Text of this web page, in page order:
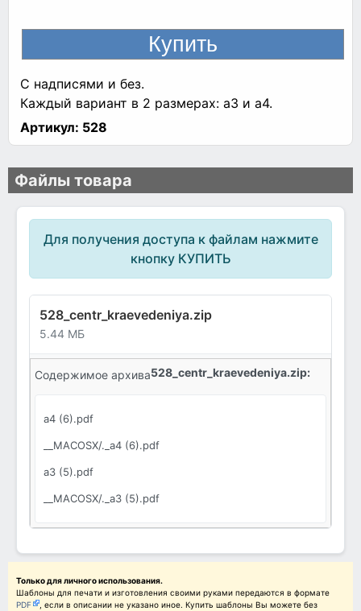
С надписями и без.
Каждый вариант в 2 размерах: а3 и а4.
Артикул: 528
Файлы товара
Для получения доступа к файлам нажмите
кнопку КУПИТЬ
528_centr_kraevedeniya.zip
5.44 МБ
Содержимое архива528_centr_kraevedeniya.zip:
a4 (6).pdf
__MACOSX/._a4 (6).pdf
a3 (5).pdf
__MACOSX/._a3 (5).pdf
Только для личного использования.
Шаблоны для печати и изготовления своими руками передаются в формате
PDF
, если в описании не указано иное. Купить шаблоны Вы можете без